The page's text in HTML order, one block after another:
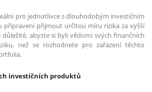
pro jednotlivce s dlouhodobým investičním
připraveni přijmout určitou míru rizika za vyšší
důležité, abyste si byli vědomi svých finančních
než se rozhodnete pro zařazení těchto
investičních produktů